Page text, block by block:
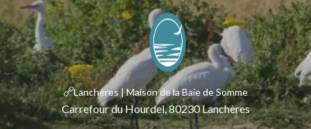
Lanchères | Maison de la Baie de Somme
Carrefour du Hourdel, 80230 Lanchères